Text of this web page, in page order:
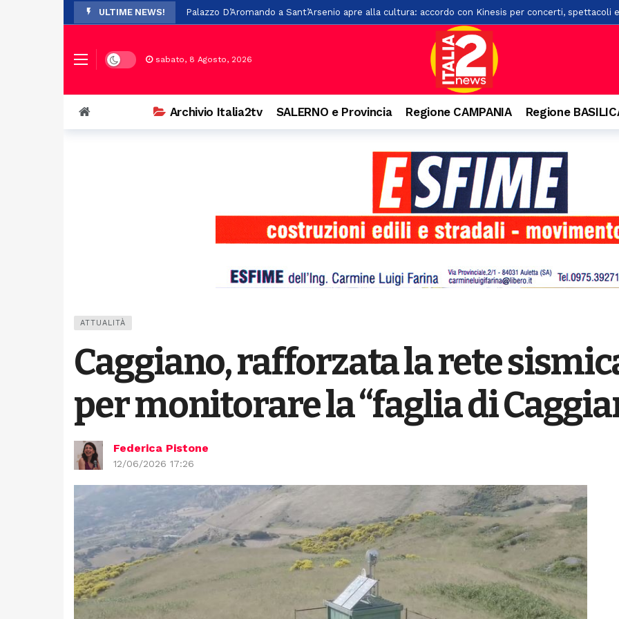
ULTIME NEWS! Palazzo D’Aromando a Sant’Arsenio apre alla cultura: accordo con Kinesis per concerti, spettacoli
15 ore fa
Il maltempo provoca la caduta di alberi sulla “Bussentina”: chiuso temporaneamente un tratto a
Pompei, nuovo studio su Oplontis: pane e cereali alla base della dieta romana
A Sant’Arsenio, torna la Festa di San Rocco: il 16 agosto rivive la tradizione 17 ore fa
Addio a Francesco Guccini: il cantautore della schiena dritta e quella campana arrivata dal Vallo di
Prodotti non sicuri, sequestrati oltre 2mila articoli nel potentino: otto commercianti segnalati
Vasto incendio a San Chirico. Denunciato 63enne: ha acceso il fuoco per bruciare un nido di vespe
Dark mode sabato, 8 Agosto, 2026
Archivio Italia2tv SALERNO e Provincia Regione CAMPANIA Regione
ATTUALITÀ
Caggiano, rafforzata la rete
per monitorare la “faglia di
Federica Pistone
12/06/2026 17:26